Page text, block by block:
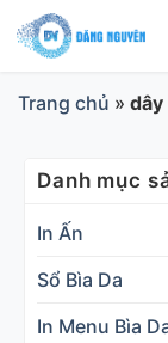
Skip
to
Trang chủ » dây
Danh mục
In Ấn
Sổ Bìa Da
In Menu Bìa